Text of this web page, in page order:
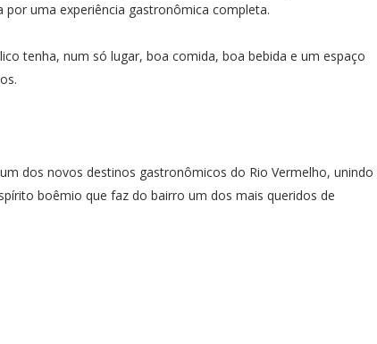
por uma experiência gastronômica completa.
tenha, num só lugar, boa comida, boa bebida e um espaço
dos novos destinos gastronômicos do Rio Vermelho, unindo
boêmio que faz do bairro um dos mais queridos de